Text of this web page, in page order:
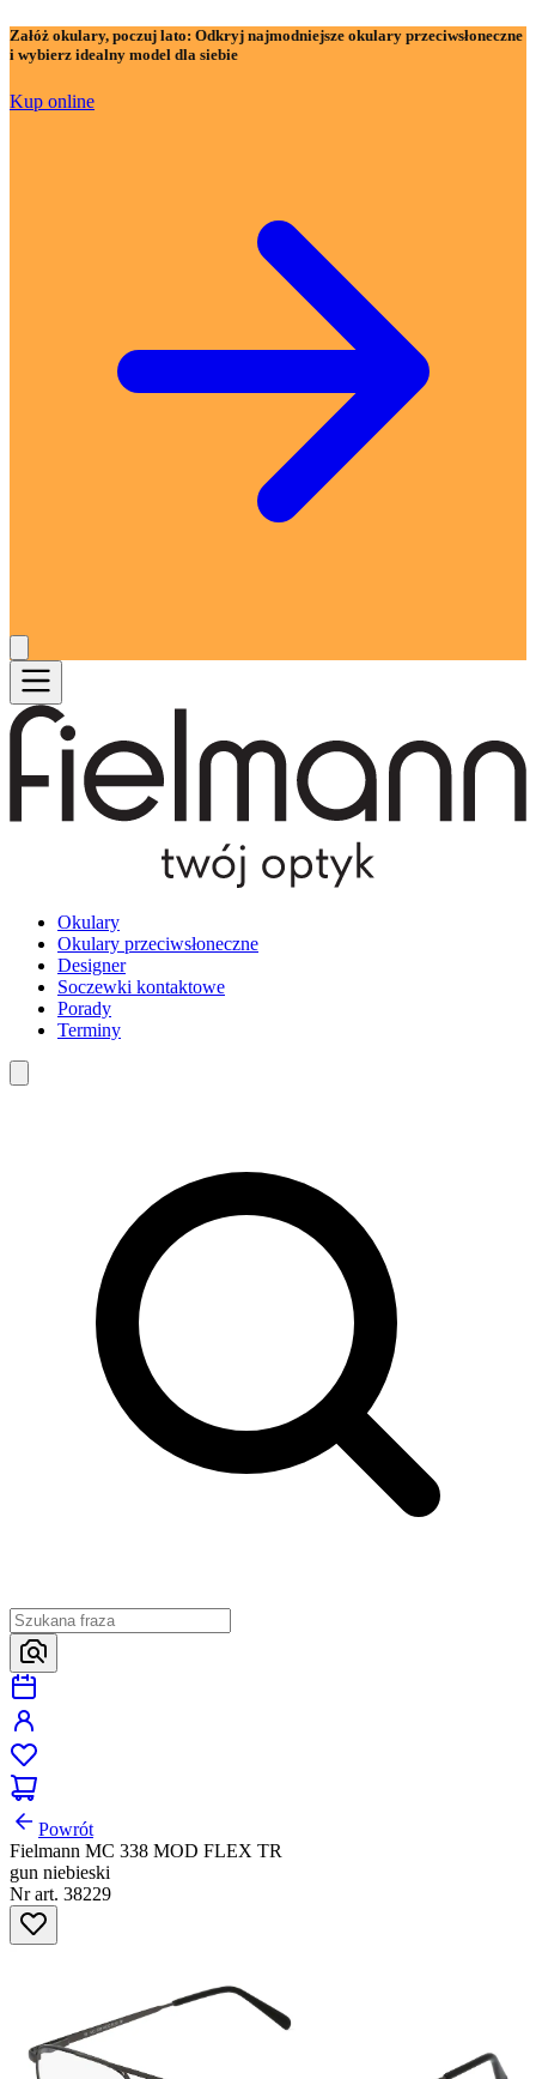
Załóż okulary, poczuj lato: Odkryj najmodniejsze okulary przeciwsłoneczne
i wybierz idealny model dla siebie
Kup online
Okulary
Okulary przeciwsłoneczne
Designer
Soczewki kontaktowe
Porady
Terminy
Powrót
Fielmann MC 338 MOD FLEX TR
gun niebieski
Nr art. 38229